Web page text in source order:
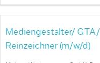
Mediengestalter/ GTA/
Reinzeichner (m/w/d)